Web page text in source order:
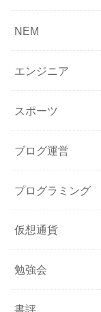
NEM
エンジニア
スポーツ
ブログ運営
プログラミング
仮想通貨
勉強会
書評